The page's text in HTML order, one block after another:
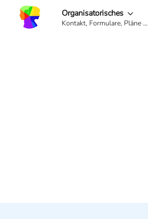
Organisatorisches
Kontakt, Formulare, Pläne ...